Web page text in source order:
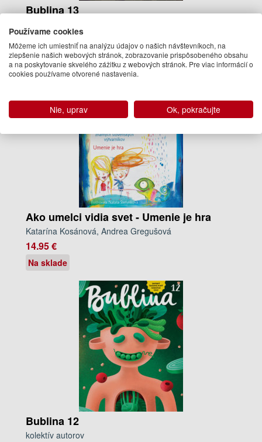
Bublina 13
4.90 €
Na sklade
Ako umelci vidia svet - Umenie je hra
Katarína Kosánová, Andrea Gregušová
14.95 €
Na sklade
Bublina 12
kolektív autorov
Používame cookies
Môžeme ich umiestniť na analýzu údajov o našich návštevníkoch, na
zlepšenie našich webových stránok, zobrazovanie prispôsobeného obsahu
a na poskytovanie skvelého zážitku z webových stránok. Pre viac informácií o
cookies používame otvorené nastavenia.
Nie, uprav Ok, pokračujte